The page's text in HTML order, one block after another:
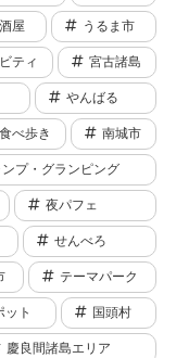
屋 うるま市
ティ 宮古諸島
やんばる
食べ歩き 南城市
ンプ・グランピング
夜パフェ
せんべろ
テーマパーク
ット 国頭村
慶良間諸島エリア